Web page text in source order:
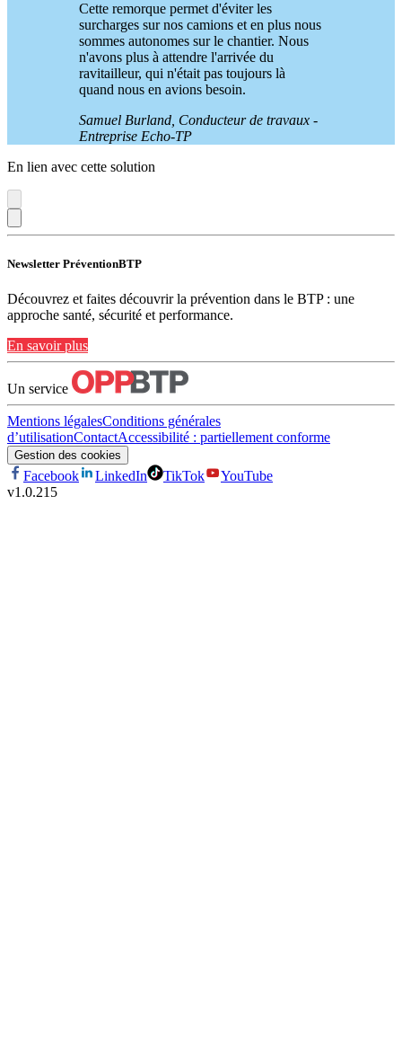
Cette remorque permet d'éviter les
surcharges sur nos camions et en plus nous
sommes autonomes sur le chantier. Nous
n'avons plus à attendre l'arrivée du
ravitailleur, qui n'était pas toujours là
quand nous en avions besoin.
Samuel Burland, Conducteur de travaux -
Entreprise Echo-TP
En lien avec cette solution
Newsletter PréventionBTP
Découvrez et faites découvrir la prévention dans le BTP : une
approche santé, sécurité et performance.
En savoir plus
Un service
Mentions légalesConditions générales
d’utilisationContactAccessibilité : partiellement conforme
Gestion des cookies
Facebook LinkedIn TikTok
YouTube
v1.0.215